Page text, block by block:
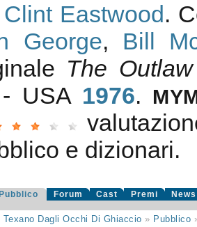
Clint Eastwood.
George, Bill
The
USA 1976.
e dizionari.
Pubblico Forum Cast Premi News
Il Texano Dagli Occhi Di Ghiaccio » Pubblico